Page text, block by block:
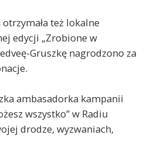
też lokalne
edycji „Zrobione w
Gruszkę nagrodzono za
ambasadorka kampanii
wszystko” w Radiu
drodze, wyzwaniach,